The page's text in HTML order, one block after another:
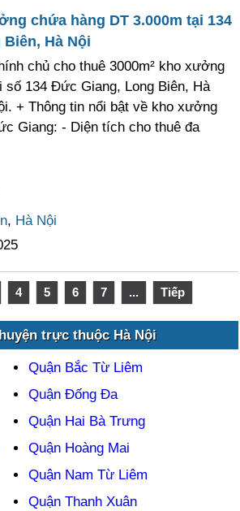
chứa hàng DT 3.000m tại 134
Hà Nội
chủ cho thuê 3000m² kho xưởng
số 134 Đức Giang, Long Biên, Hà
+ Thông tin nổi bật về kho xưởng
Giang: - Diện tích cho thuê đa
, Hà Nội
4 5 6 7 ... Tiếp
trực thuộc Hà Nội
Quận Bắc Từ Liêm
Quận Đống Đa
Quận Hai Bà Trưng
Quận Hoàng Mai
Quận Nam Từ Liêm
Quận Thanh Xuân